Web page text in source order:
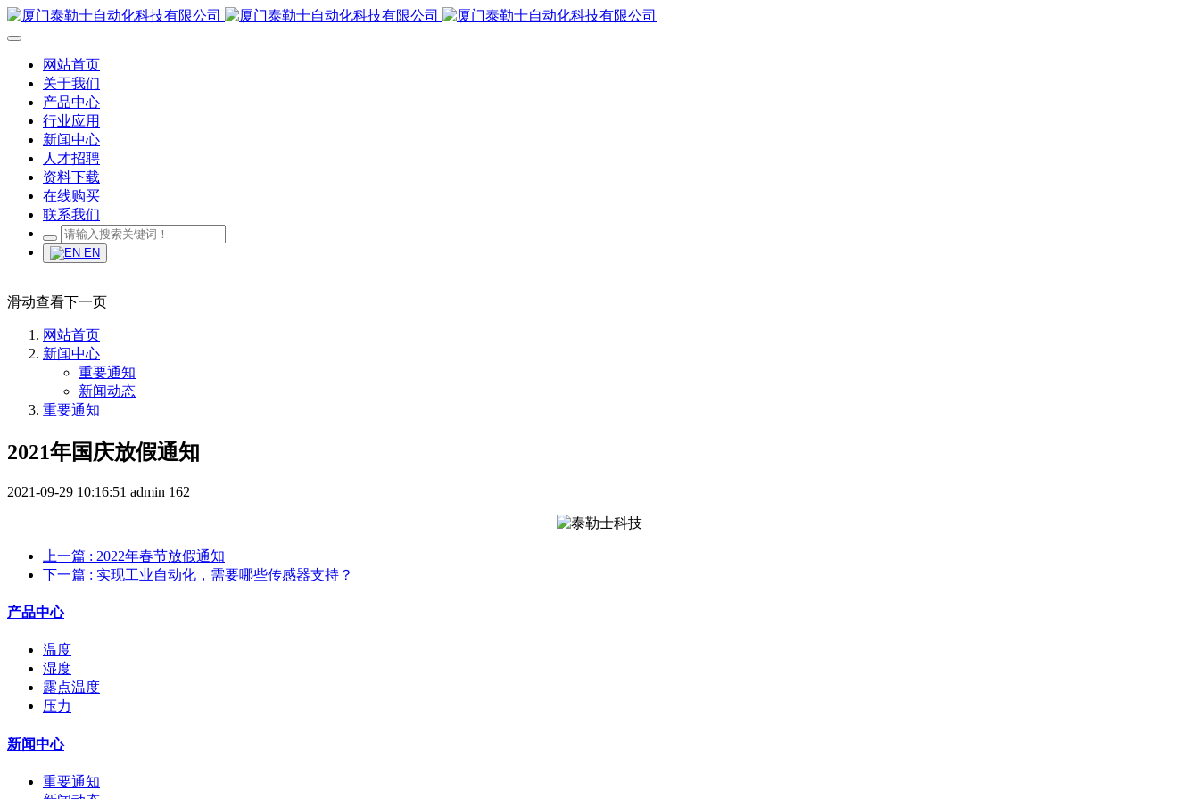
网站首页
关于我们
产品中心
行业应用
新闻中心
人才招聘
资料下载
在线购买
联系我们
EN
滑动查看下一页
网站首页
新闻中心
重要通知
新闻动态
重要通知
2021年国庆放假通知
2021-09-29 10:16:51 admin 162
上一篇 : 2022年春节放假通知
下一篇 : 实现工业自动化，需要哪些传感器支持？
产品中心
温度
湿度
露点温度
压力
新闻中心
重要通知